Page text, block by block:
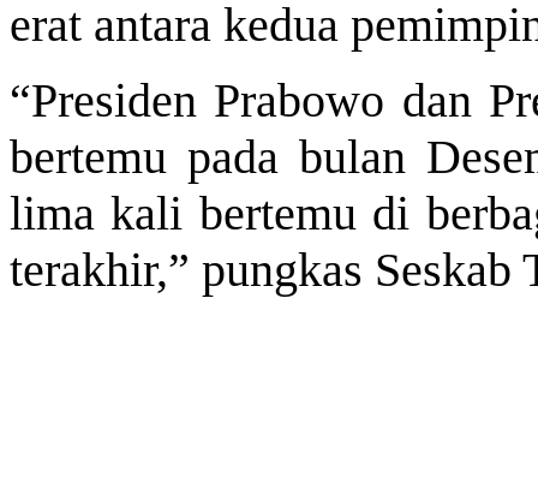
erat antara kedua
“Presiden Prabowo dan
bertemu pada bulan
lima kali bertemu di
terakhir,” pungkas Seskab